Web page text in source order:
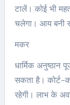
टालें। कोई भी
चलेगा। आय बनी
मकर
धार्मिक अनुष्ठान
सकता है। कोर्ट-
रहेगी। लाभ के